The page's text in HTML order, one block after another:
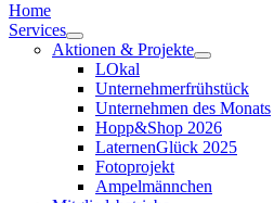
Home
Services
Aktionen & Projekte
LOkal
Unternehmerfrühstück
Unternehmen des Monats
Hopp&Shop 2026
LaternenGlück 2025
Fotoprojekt
Ampelmännchen